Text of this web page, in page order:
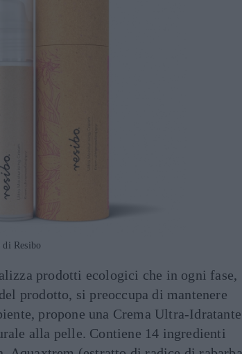
di Resibo
prodotti ecologici che in ogni fase,
prodotto, si preoccupa di mantenere
propone una Crema Ultra-
alla pelle. Contiene 14 ingredienti